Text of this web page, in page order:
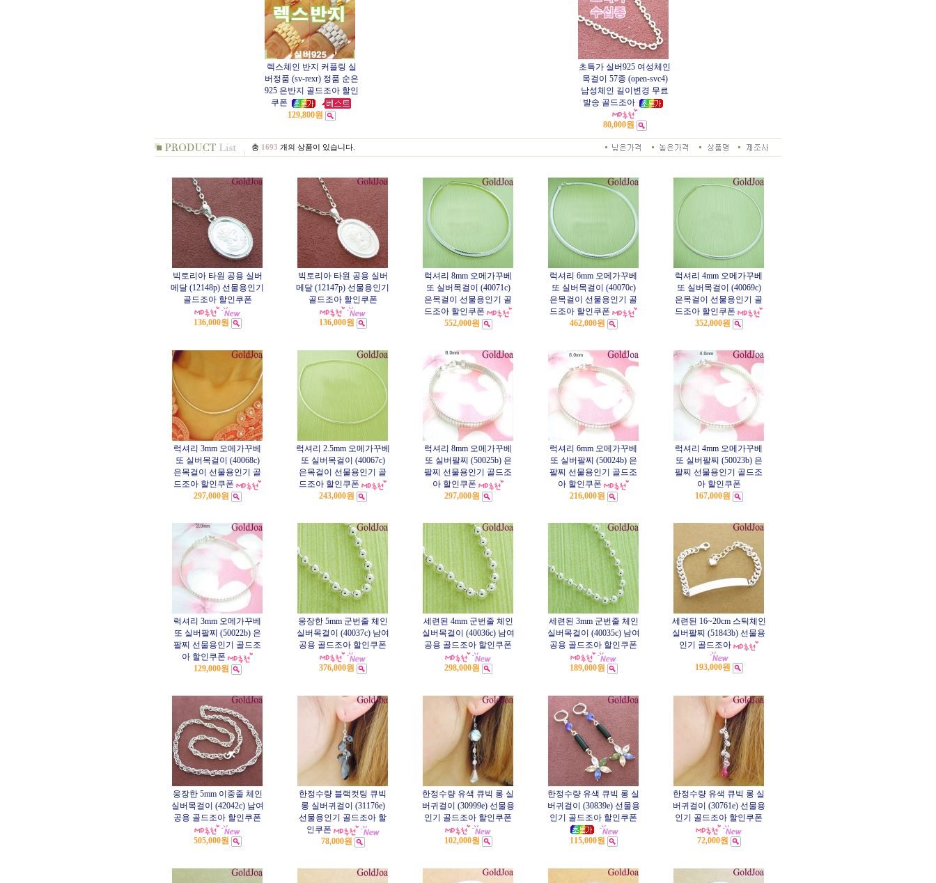
렉스체인 반지 커플링 실
버정품 (sv-rexr) 정품 순은
925 은반지 골드조아 할인
쿠폰
129,800원
초특가 실버925 여성체인
목걸이 57종 (open-svc4)
남성체인 길이변경 무료
발송 골드조아
80,000원
총 1693 개의 상품이 있습니다.
빅토리아 타원 공용 실버
메달 (12148p) 선물용인기
골드조아 할인쿠폰
136,000원
빅토리아 타원 공용 실버
메달 (12147p) 선물용인기
골드조아 할인쿠폰
136,000원
럭셔리 8mm 오메가꾸베
또 실버목걸이 (40071c)
은목걸이 선물용인기 골
드조아 할인쿠폰
552,000원
럭셔리 6mm 오메가꾸베
또 실버목걸이 (40070c)
은목걸이 선물용인기 골
드조아 할인쿠폰
462,000원
럭셔리 4mm 오메가꾸베
또 실버목걸이 (40069c)
은목걸이 선물용인기 골
드조아 할인쿠폰
352,000원
럭셔리 3mm 오메가꾸베
또 실버목걸이 (40068c)
은목걸이 선물용인기 골
드조아 할인쿠폰
297,000원
럭셔리 2.5mm 오메가꾸베
또 실버목걸이 (40067c)
은목걸이 선물용인기 골
드조아 할인쿠폰
243,000원
럭셔리 8mm 오메가꾸베
또 실버팔찌 (50025b) 은
팔찌 선물용인기 골드조
아 할인쿠폰
297,000원
럭셔리 6mm 오메가꾸베
또 실버팔찌 (50024b) 은
팔찌 선물용인기 골드조
아 할인쿠폰
216,000원
럭셔리 4mm 오메가꾸베
또 실버팔찌 (50023b) 은
팔찌 선물용인기 골드조
아 할인쿠폰
167,000원
럭셔리 3mm 오메가꾸베
또 실버팔찌 (50022b) 은
팔찌 선물용인기 골드조
아 할인쿠폰
129,000원
웅장한 5mm 군번줄 체인
실버목걸이 (40037c) 남여
공용 골드조아 할인쿠폰
376,000원
세련된 4mm 군번줄 체인
실버목걸이 (40036c) 남여
공용 골드조아 할인쿠폰
298,000원
세련된 3mm 군번줄 체인
실버목걸이 (40035c) 남여
공용 골드조아 할인쿠폰
189,000원
세련된 16~20cm 스틱체인
실버팔찌 (51843b) 선물용
인기 골드조아
193,000원
웅장한 5mm 이중줄 체인
실버목걸이 (42042c) 남여
공용 골드조아 할인쿠폰
505,000원
한정수량 블랙컷팅 큐빅
롱 실버귀걸이 (31176e)
선물용인기 골드조아 할
인쿠폰
78,000원
한정수량 유색 큐빅 롱 실
버귀걸이 (30999e) 선물용
인기 골드조아 할인쿠폰
102,000원
한정수량 유색 큐빅 롱 실
버귀걸이 (30839e) 선물용
인기 골드조아 할인쿠폰
115,000원
한정수량 유색 큐빅 롱 실
버귀걸이 (30761e) 선물용
인기 골드조아 할인쿠폰
72,000원